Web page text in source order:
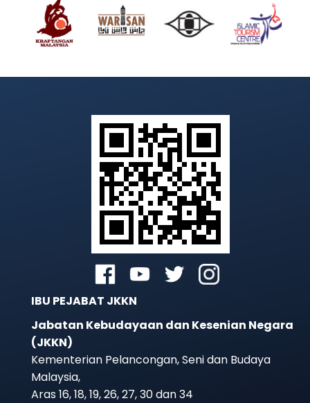
IBU PEJABAT JKKN
Jabatan Kebudayaan dan Kesenian Negara
(JKKN)
Kementerian Pelancongan, Seni dan Budaya
Malaysia,
Aras 16, 18, 19, 26, 27, 30 dan 34